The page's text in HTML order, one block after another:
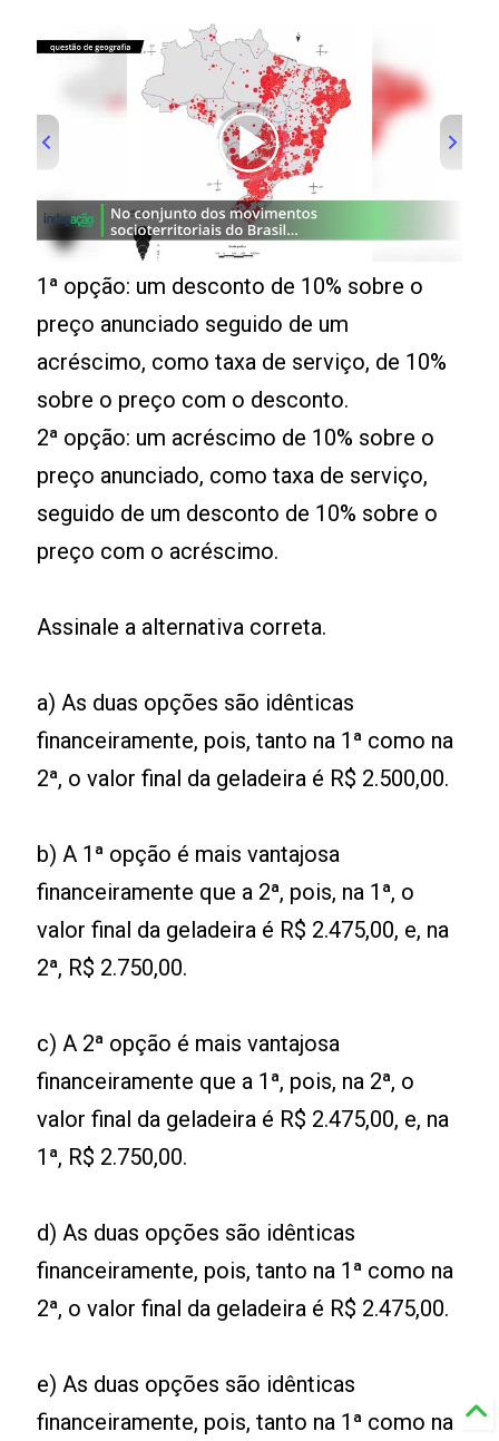
00:00/01:00
1ª opção: um desconto de 10% sobre o
preço anunciado seguido de um
acréscimo, como taxa de serviço, de 10%
sobre o preço com o desconto.
2ª opção: um acréscimo de 10% sobre o
preço anunciado, como taxa de serviço,
seguido de um desconto de 10% sobre o
preço com o acréscimo.
Assinale a alternativa correta.
a) As duas opções são idênticas
financeiramente, pois, tanto na 1ª como na
2ª, o valor final da geladeira é R$ 2.500,00.
b) A 1ª opção é mais vantajosa
financeiramente que a 2ª, pois, na 1ª, o
valor final da geladeira é R$ 2.475,00, e, na
2ª, R$ 2.750,00.
c) A 2ª opção é mais vantajosa
financeiramente que a 1ª, pois, na 2ª, o
valor final da geladeira é R$ 2.475,00, e, na
1ª, R$ 2.750,00.
d) As duas opções são idênticas
financeiramente, pois, tanto na 1ª como na
2ª, o valor final da geladeira é R$ 2.475,00.
e) As duas opções são idênticas
financeiramente, pois, tanto na 1ª como na